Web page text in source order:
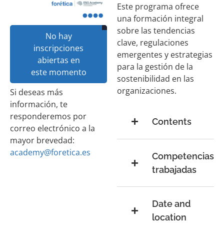
No hay
inscripciones
abiertas en
este momento
Si deseas más
información, te
responderemos por
correo electrónico a la
mayor brevedad:
academy@foretica.es
Este programa ofrece
una formación integral
sobre las tendencias
clave, regulaciones
emergentes y estrategias
para la gestión de la
sostenibilidad en las
organizaciones.
Contents
Competencias
trabajadas
Date and
location